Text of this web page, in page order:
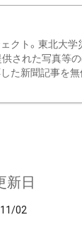
クト。東北大
された写真等
た新聞記事を
新日
02